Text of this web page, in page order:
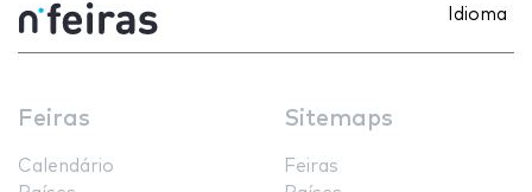
Idioma
Feiras
Calendário
Sitemaps
Feiras